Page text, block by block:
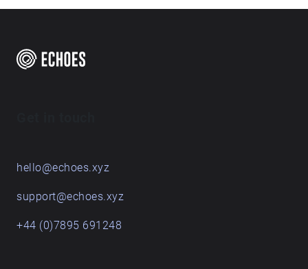
hello@echoes.xyz
support@echoes.xyz
+44 (0)7895 691248